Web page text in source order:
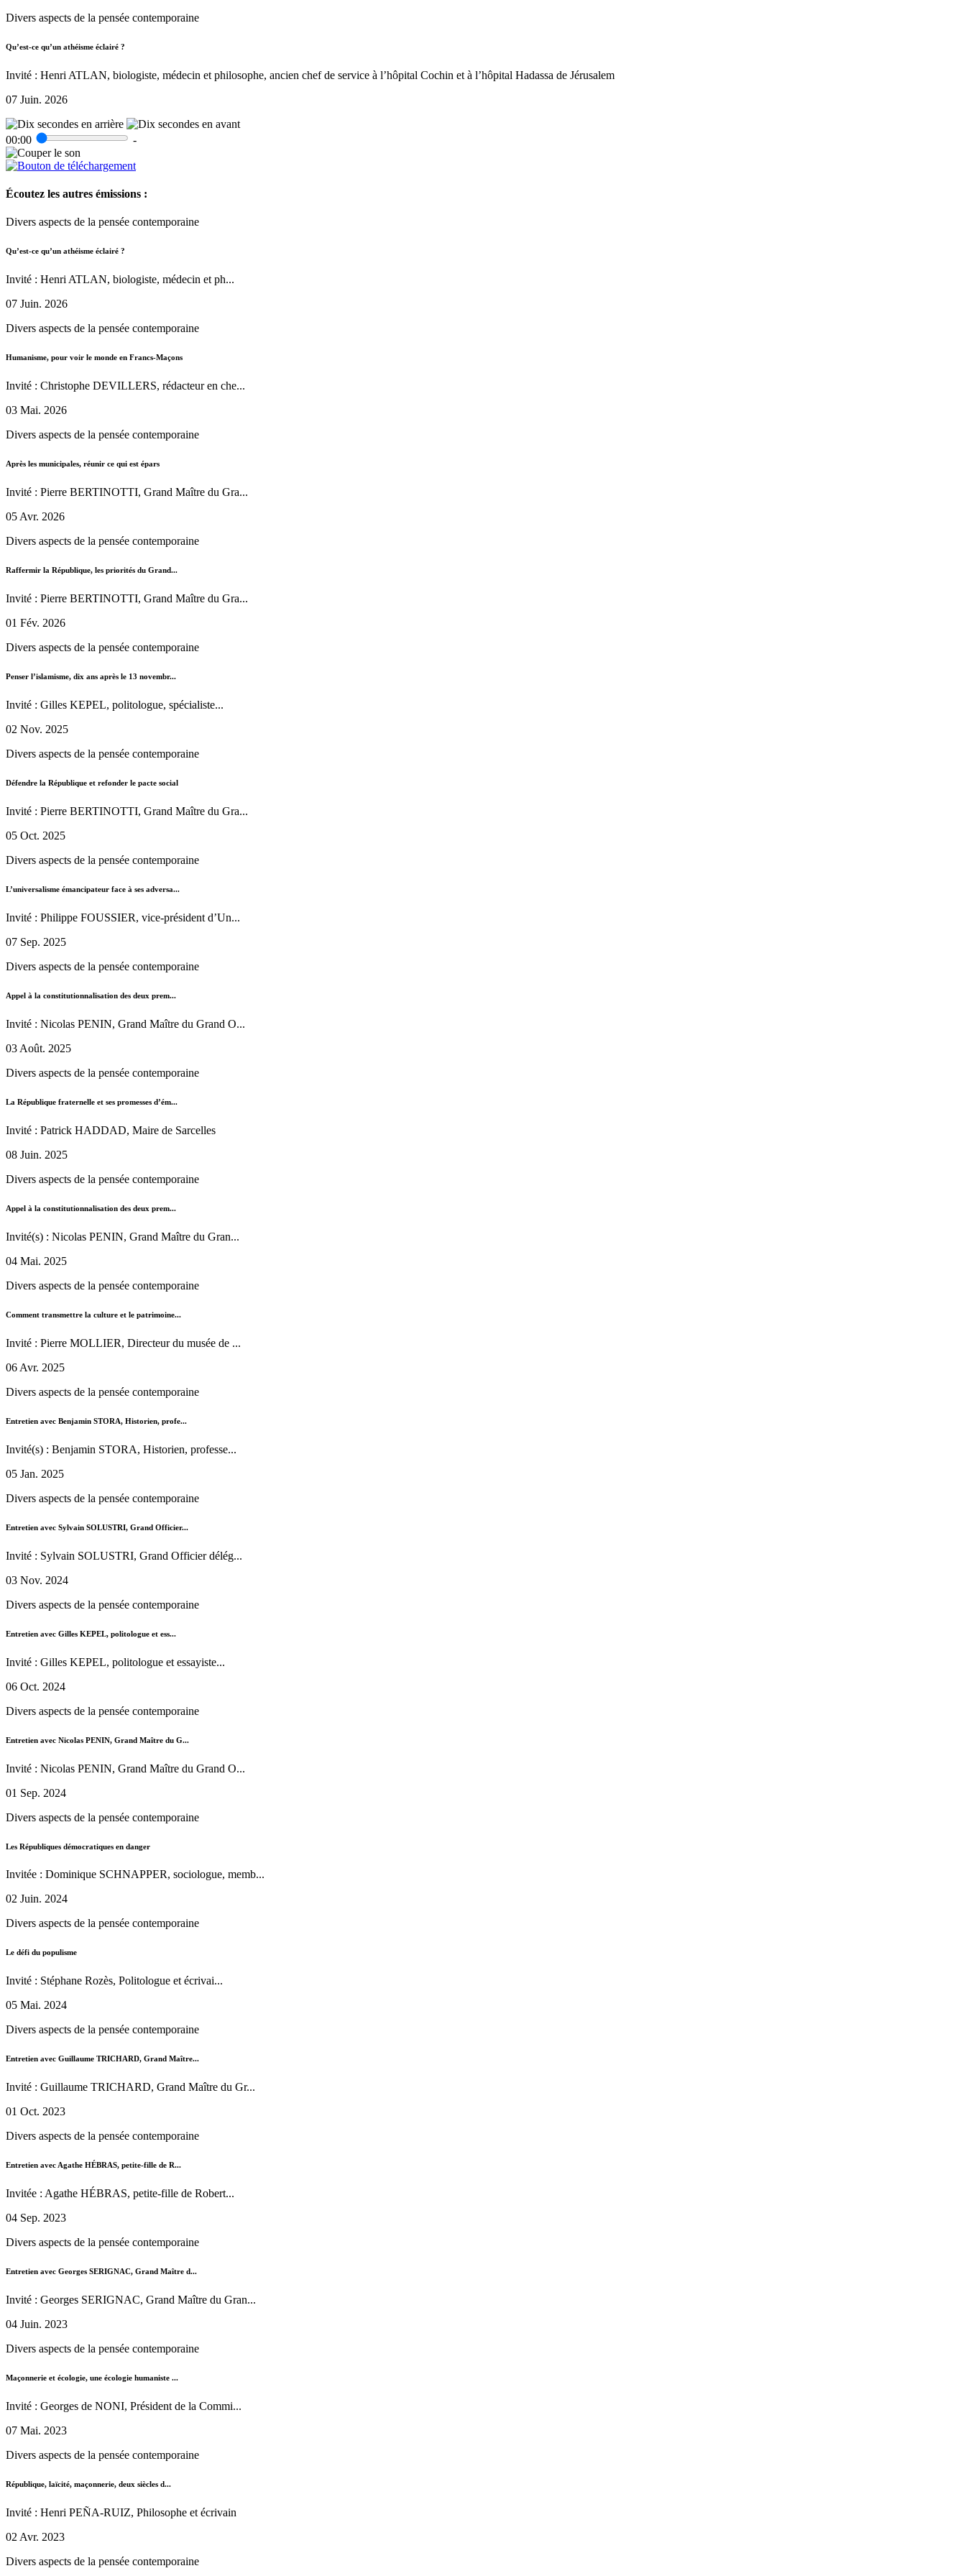
Divers aspects de la pensée contemporaine
Qu’est-ce qu’un athéisme éclairé ?
Invité : Henri ATLAN, biologiste, médecin et philosophe, ancien chef de service à l’hôpital Cochin et à l’hôpital Hadassa de Jérusalem
07 Juin. 2026
00:00 -
Écoutez les autres émissions :
Divers aspects de la pensée contemporaine
Qu’est-ce qu’un athéisme éclairé ?
Invité : Henri ATLAN, biologiste, médecin et ph...
07 Juin. 2026
Divers aspects de la pensée contemporaine
Humanisme, pour voir le monde en Francs-Maçons
Invité : Christophe DEVILLERS, rédacteur en che...
03 Mai. 2026
Divers aspects de la pensée contemporaine
Après les municipales, réunir ce qui est épars
Invité : Pierre BERTINOTTI, Grand Maître du Gra...
05 Avr. 2026
Divers aspects de la pensée contemporaine
Raffermir la République, les priorités du Grand...
Invité : Pierre BERTINOTTI, Grand Maître du Gra...
01 Fév. 2026
Divers aspects de la pensée contemporaine
Penser l’islamisme, dix ans après le 13 novembr...
Invité : Gilles KEPEL, politologue, spécialiste...
02 Nov. 2025
Divers aspects de la pensée contemporaine
Défendre la République et refonder le pacte social
Invité : Pierre BERTINOTTI, Grand Maître du Gra...
05 Oct. 2025
Divers aspects de la pensée contemporaine
L’universalisme émancipateur face à ses adversa...
Invité : Philippe FOUSSIER, vice-président d’Un...
07 Sep. 2025
Divers aspects de la pensée contemporaine
Appel à la constitutionnalisation des deux prem...
Invité : Nicolas PENIN, Grand Maître du Grand O...
03 Août. 2025
Divers aspects de la pensée contemporaine
La République fraternelle et ses promesses d’ém...
Invité : Patrick HADDAD, Maire de Sarcelles
08 Juin. 2025
Divers aspects de la pensée contemporaine
Appel à la constitutionnalisation des deux prem...
Invité(s) : Nicolas PENIN, Grand Maître du Gran...
04 Mai. 2025
Divers aspects de la pensée contemporaine
Comment transmettre la culture et le patrimoine...
Invité : Pierre MOLLIER, Directeur du musée de ...
06 Avr. 2025
Divers aspects de la pensée contemporaine
Entretien avec Benjamin STORA, Historien, profe...
Invité(s) : Benjamin STORA, Historien, professe...
05 Jan. 2025
Divers aspects de la pensée contemporaine
Entretien avec Sylvain SOLUSTRI, Grand Officier...
Invité : Sylvain SOLUSTRI, Grand Officier délég...
03 Nov. 2024
Divers aspects de la pensée contemporaine
Entretien avec Gilles KEPEL, politologue et ess...
Invité : Gilles KEPEL, politologue et essayiste...
06 Oct. 2024
Divers aspects de la pensée contemporaine
Entretien avec Nicolas PENIN, Grand Maître du G...
Invité : Nicolas PENIN, Grand Maître du Grand O...
01 Sep. 2024
Divers aspects de la pensée contemporaine
Les Républiques démocratiques en danger
Invitée : Dominique SCHNAPPER, sociologue, memb...
02 Juin. 2024
Divers aspects de la pensée contemporaine
Le défi du populisme
Invité : Stéphane Rozès, Politologue et écrivai...
05 Mai. 2024
Divers aspects de la pensée contemporaine
Entretien avec Guillaume TRICHARD, Grand Maître...
Invité : Guillaume TRICHARD, Grand Maître du Gr...
01 Oct. 2023
Divers aspects de la pensée contemporaine
Entretien avec Agathe HÉBRAS, petite-fille de R...
Invitée : Agathe HÉBRAS, petite-fille de Robert...
04 Sep. 2023
Divers aspects de la pensée contemporaine
Entretien avec Georges SERIGNAC, Grand Maître d...
Invité : Georges SERIGNAC, Grand Maître du Gran...
04 Juin. 2023
Divers aspects de la pensée contemporaine
Maçonnerie et écologie, une écologie humaniste ...
Invité : Georges de NONI, Président de la Commi...
07 Mai. 2023
Divers aspects de la pensée contemporaine
République, laïcité, maçonnerie, deux siècles d...
Invité : Henri PEÑA-RUIZ, Philosophe et écrivain
02 Avr. 2023
Divers aspects de la pensée contemporaine